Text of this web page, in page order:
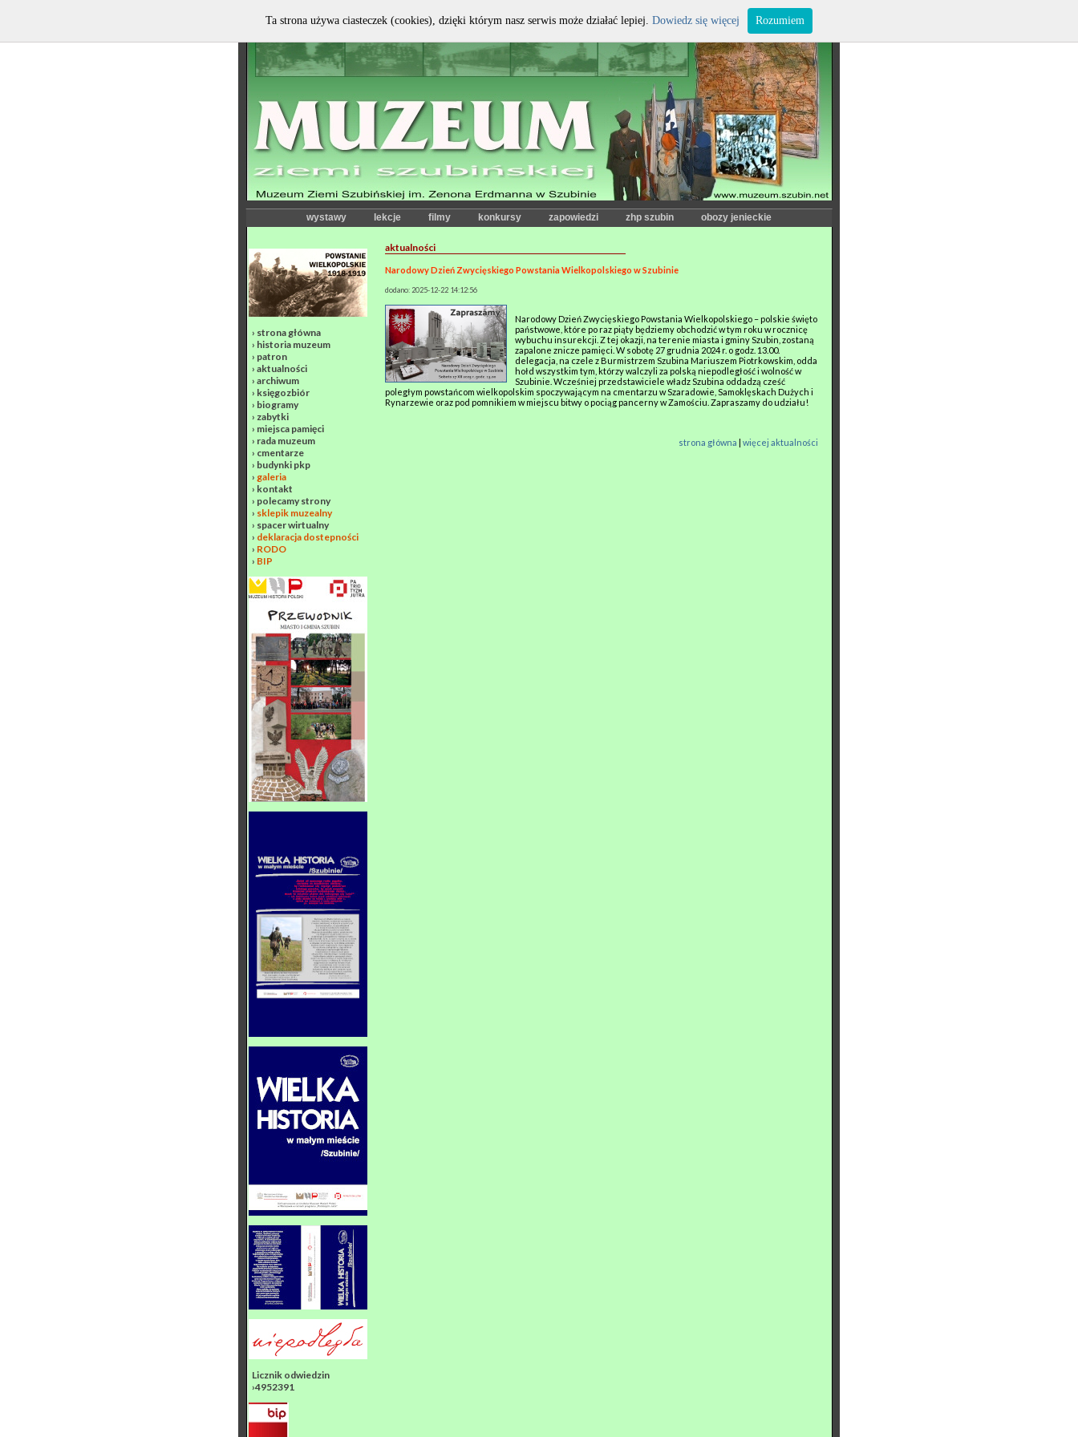
kontrast: czcionka:
wystawy lekcje filmy konkursy zapowiedzi zhp szubin obozy jenieckie
› strona główna
› historia muzeum
› patron
› aktualności
› archiwum
› księgozbiór
› biogramy
› zabytki
› miejsca pamięci
› rada muzeum
› cmentarze
› budynki pkp
› galeria
› kontakt
› polecamy strony
› sklepik muzealny
› spacer wirtualny
› deklaracja dostepności
› RODO
› BIP
Licznik odwiedzin
›4952391
aktualności
Narodowy Dzień Zwycięskiego Powstania Wielkopolskiego w Szubinie
dodano: 2025-12-22 14:12:56
Narodowy Dzień Zwycięskiego Powstania Wielkopolskiego – polskie święto
państwowe, które po raz piąty będziemy obchodzić w tym roku w rocznicę
wybuchu insurekcji. Z tej okazji, na terenie miasta i gminy Szubin, zostaną
zapalone znicze pamięci. W sobotę 27 grudnia 2024 r. o godz. 13.00.
delegacja, na czele z Burmistrzem Szubina Mariuszem Piotrkowskim, odda
hołd wszystkim tym, którzy walczyli za polską niepodległość i wolność w
Szubinie. Wcześniej przedstawiciele władz Szubina oddadzą cześć
poległym powstańcom wielkopolskim spoczywającym na cmentarzu w Szaradowie, Samoklęskach Dużych i
Rynarzewie oraz pod pomnikiem w miejscu bitwy o pociąg pancerny w Zamościu. Zapraszamy do udziału!
strona główna | więcej aktualności
Ta strona używa ciasteczek (cookies), dzięki którym nasz serwis może działać lepiej. Dowiedz się więcej Rozumiem